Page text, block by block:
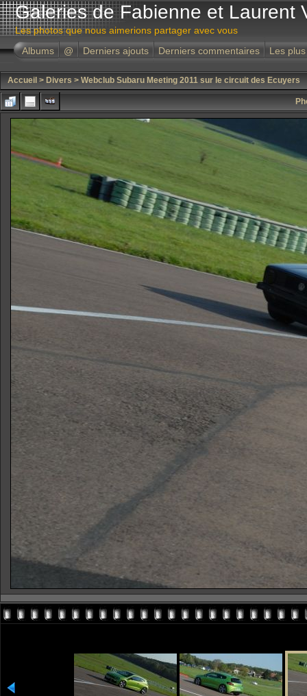
Galeries de Fabienne et Laurent
Les photos que nous aimerions partager avec vous
Albums
@ Derniers ajouts Derniers commentaires Les
Accueil > Divers > Webclub Subaru Meeting 2011 sur le circuit des Ecuyers